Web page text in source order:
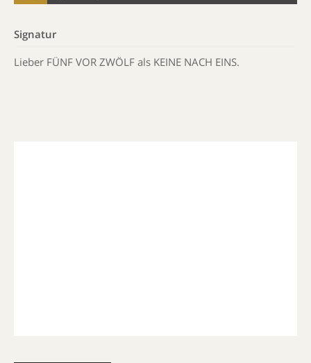
Signatur
Lieber FÜNF VOR ZWÖLF als KEINE NACH EINS.